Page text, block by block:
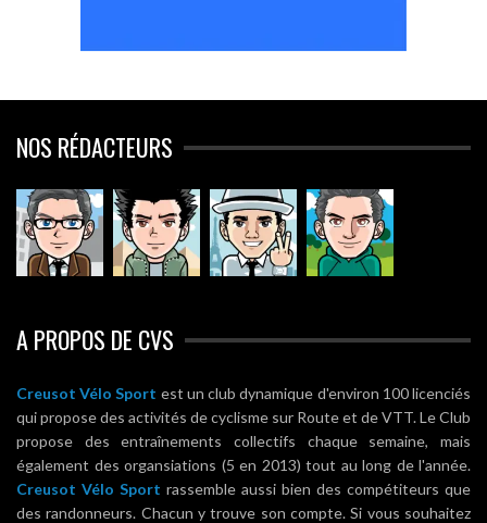
NOS RÉDACTEURS
A PROPOS DE CVS
Creusot Vélo Sport est un club dynamique d'environ 100 licenciés
qui propose des activités de cyclisme sur Route et de VTT. Le Club
propose des entraînements collectifs chaque semaine, mais
également des organsiations (5 en 2013) tout au long de l'année.
Creusot Vélo Sport rassemble aussi bien des compétiteurs que
des randonneurs. Chacun y trouve son compte. Si vous souhaitez